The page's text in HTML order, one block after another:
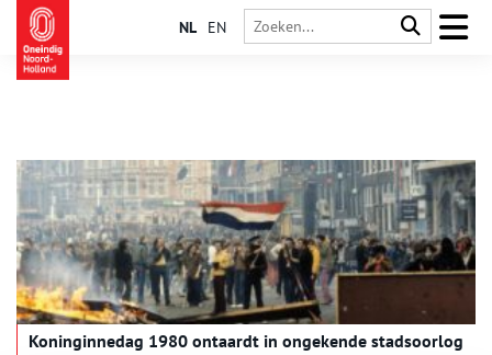
NL EN
Koninginnedag 1980 ontaardt in ongekende stadsoorlog